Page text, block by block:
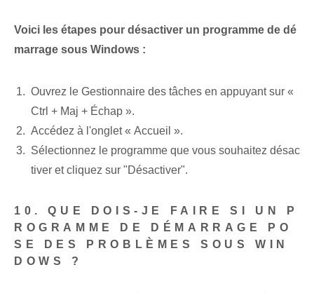
Voici les étapes pour désactiver un programme de dé
marrage sous Windows :
Ouvrez le Gestionnaire des tâches en appuyant sur «
Ctrl + Maj + Échap ».
Accédez à l'onglet « Accueil ».
Sélectionnez le programme que vous souhaitez désac
tiver et cliquez sur "Désactiver".
10. QUE DOIS-JE FAIRE SI UN P
ROGRAMME DE DÉMARRAGE PO
SE DES PROBLÈMES SOUS WIN
DOWS ?